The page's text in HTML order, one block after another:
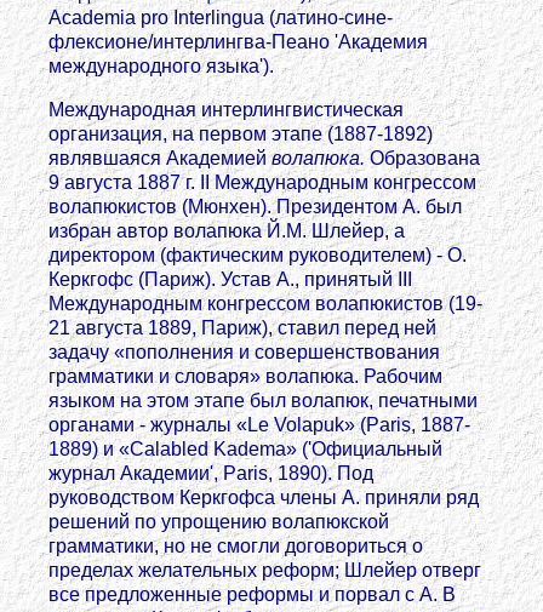
Academia pro Interlingua (латино-сине-
флексионе/интерлингва-Пеано 'Академия
международного языка').
Международная интерлингвистическая
организация, на первом этапе (1887-1892)
являвшаяся Академиейволапюка.Образована
9 августа 1887 г. II Международным конгрессом
волапюкистов (Мюнхен). Президентом А. был
избран автор волапюка Й.М. Шлейер, а
директором (фактическим руководителем) - О.
Керкгофс (Париж). Устав А., принятый III
Международным конгрессом волапюкистов (19-
21 августа 1889, Париж), ставил перед ней
задачу «пополнения и совершенствования
грамматики и словаря» волапюка. Рабочим
языком на этом этапе был волапюк, печатными
органами - журналы «Le Volapuk» (Paris, 1887-
1889) и «Calabled Kadema» ('Официальный
журнал Академии', Paris, 1890). Под
руководством Керкгофса члены А. приняли ряд
решений по упрощению волапюкской
грамматики, но не смогли договориться о
пределах желательных реформ; Шлейер отверг
все предложенные реформы и порвал с А. В